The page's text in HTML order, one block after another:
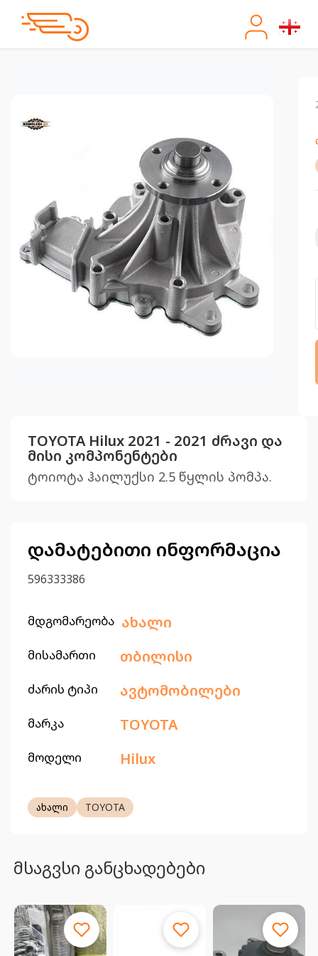
TOYOTA Hilux 2021 - 2021 ძრავი და
მისი კომპონენტები
ტოიოტა ჰაილუქსი 2.5 წყლის პომპა.
დამატებითი ინფორმაცია
596333386
მდგომარეობა ახალი
მისამართი თბილისი
ძარის ტიპი ავტომობილები
მარკა TOYOTA
მოდელი Hilux
ახალი TOYOTA
მსაგვსი განცხადებები